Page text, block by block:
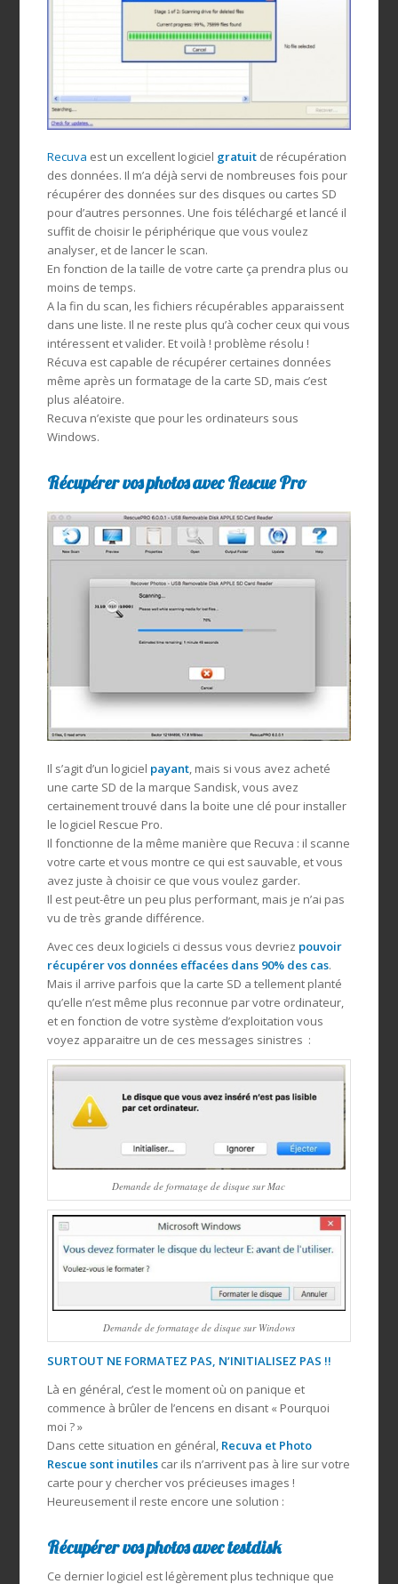
Recuva est un excellent logiciel gratuitde récupération
des données. Il m’a déjà servi de nombreuses fois pour
récupérer des données sur des disques ou cartes SD
pour d’autres personnes. Une fois téléchargé et lancé il
suffit de choisir le périphérique que vous voulez
analyser, et de lancer le scan.
En fonction de la taille de votre carte ça prendra plus ou
moins de temps.
A la fin du scan, les fichiers récupérables apparaissent
dans une liste. Il ne reste plus qu’à cocher ceux qui vous
intéressent et valider. Et voilà ! problème résolu !
Récuva est capable de récupérer certaines données
même après un formatage de la carte SD, mais c’est
plus aléatoire.
Recuva n’existe que pour les ordinateurs sous
Windows.
Récupérer vos photos avec Rescue Pro
Il s’agit d’un logiciel payant, mais si vous avez acheté
une carte SD de la marque Sandisk, vous avez
certainement trouvé dans la boite une clé pour installer
le logiciel Rescue Pro.
Il fonctionne de la même manière que Recuva : il scanne
votre carte et vous montre ce qui est sauvable, et vous
avez juste à choisir ce que vous voulez garder.
Il est peut-être un peu plus performant, mais je n’ai pas
vu de très grande différence.
Avec ces deux logiciels ci dessus vous devriez pouvoir
récupérer vos données effacées dans 90% des cas.
Mais il arrive parfois que la carte SD a tellement planté
qu’elle n’est même plus reconnue par votre ordinateur,
et en fonction de votre système d’exploitation vous
voyez apparaitre un de ces messages sinistres :
Demande de formatage de disque sur Mac
Demande de formatage de disque sur Windows
SURTOUT NE FORMATEZ PAS, N’INITIALISEZ PAS !!
Là en général, c’est le moment où on panique et
commence à brûler de l’encens en disant « Pourquoi
moi ? »
Dans cette situation en général, Recuva et Photo
Rescue sont inutilescar ils n’arrivent pas à lire sur votre
carte pour y chercher vos précieuses images !
Heureusement il reste encore une solution :
Récupérer vos photos avec testdisk
Ce dernier logiciel est légèrement plus technique que